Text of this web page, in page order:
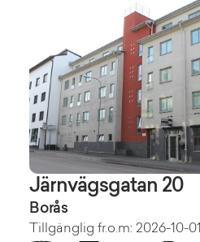
Järnvägsgatan 20
Borås
Tillgänglig fr.o.m: 2026-10-01